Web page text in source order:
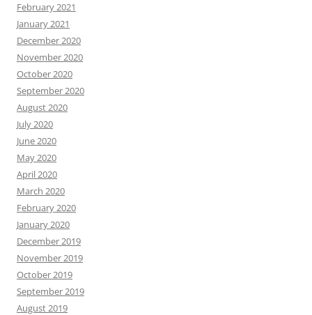
February 2021
January 2021
December 2020
November 2020
October 2020
September 2020
August 2020
July 2020
June 2020
May 2020
April 2020
March 2020
February 2020
January 2020
December 2019
November 2019
October 2019
September 2019
August 2019